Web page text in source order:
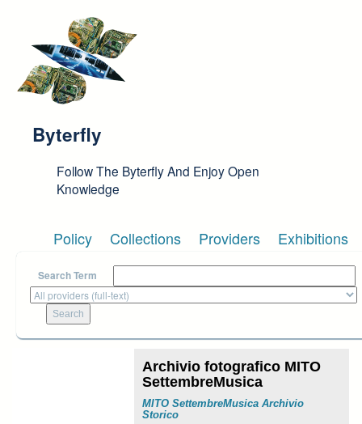
Byterfly
Follow The Byterfly And Enjoy Open
Knowledge
Policy Collections Providers Exhibitions
Search Term
Archivio fotografico MITO
SettembreMusica
MITO SettembreMusica Archivio
Storico